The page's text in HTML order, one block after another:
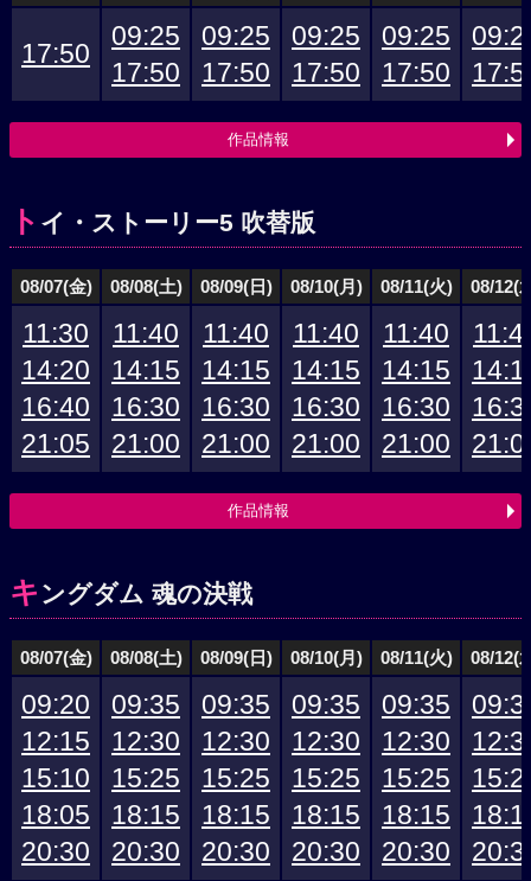
17:50
09:25
17:50
09:25
17:50
09:25
17:50
09:25
17:50
作品情報
ト イ・ストーリー5 吹替版
08/07(金) 08/08(土) 08/09(日) 08/10(月) 08/11(火) 08/12(
11:30
14:20
16:40
21:05
11:40
14:15
16:30
21:00
11:40
14:15
16:30
21:00
11:40
14:15
16:30
21:00
11:40
14:15
16:30
21:00
作品情報
キ ングダム 魂の決戦
08/07(金) 08/08(土) 08/09(日) 08/10(月) 08/11(火) 08/12(
09:20
12:15
15:10
18:05
20:30
09:35
12:30
15:25
18:15
20:30
09:35
12:30
15:25
18:15
20:30
09:35
12:30
15:25
18:15
20:30
09:35
12:30
15:25
18:15
20:30